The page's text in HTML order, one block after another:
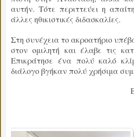
αυτήν. Τότε περιττεύει η
άλλες ηθικιστικές διδασκαλίες.
Στη συνέχεια το ακροατήριο
στον ομιλητή και έλαβε τις
Επικράτησε ένα πολύ καλό
διάλογο βγήκαν πολύ χρήσιμα